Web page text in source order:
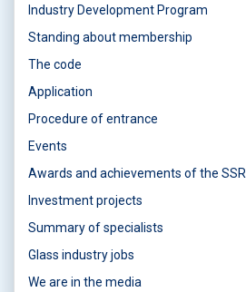
Industry Development Program
Standing about membership
The code
Application
Procedure of entrance
Events
Awards and achievements of the SSR
Investment projects
Summary of specialists
Glass industry jobs
We are in the media